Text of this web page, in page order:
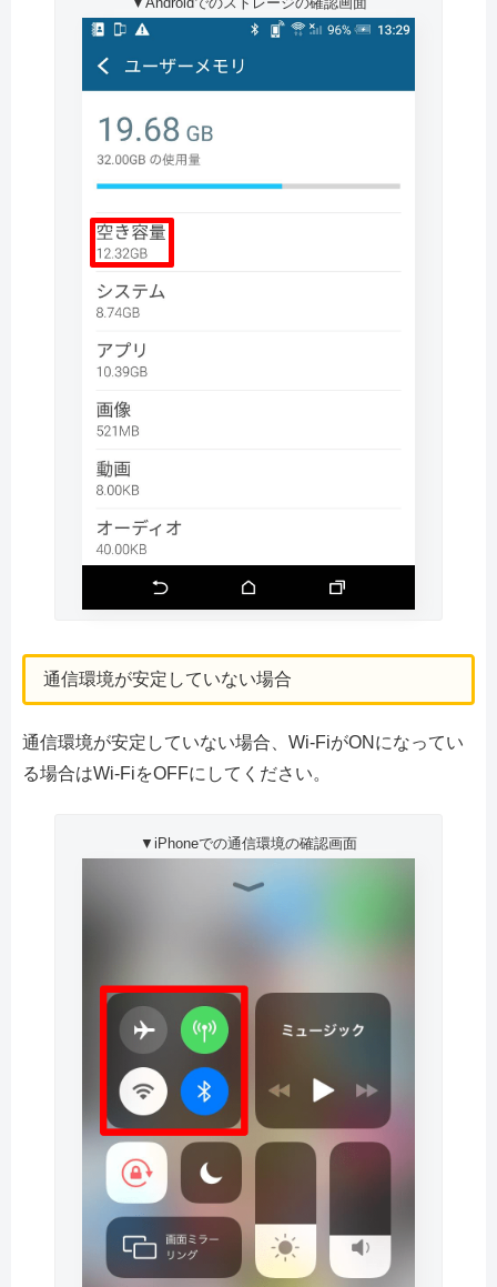
通信環境が安定していない場合
通信環境が安定していない場合、Wi-FiがONになってい
る場合はWi-FiをOFFにしてください。
▼iPhoneでの通信環境の確認画面